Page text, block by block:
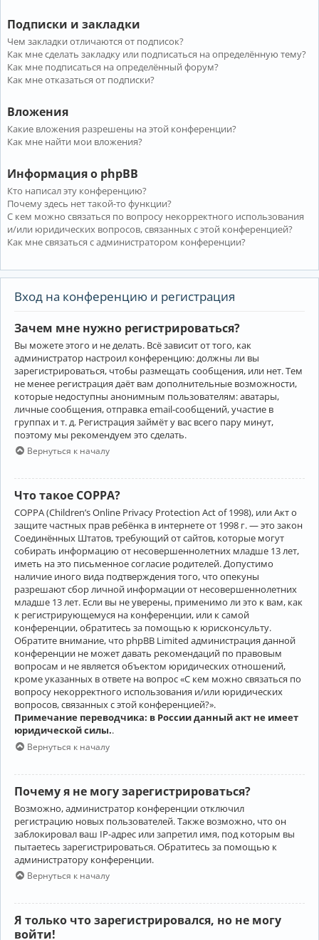
Подписки и закладки
Чем закладки отличаются от подписок?
Как мне сделать закладку или подписаться на определённую тему?
Как мне подписаться на определённый форум?
Как мне отказаться от подписки?
Вложения
Какие вложения разрешены на этой конференции?
Как мне найти мои вложения?
Информация о phpBB
Кто написал эту конференцию?
Почему здесь нет такой-то функции?
С кем можно связаться по вопросу некорректного использования
и/или юридических вопросов, связанных с этой конференцией?
Как мне связаться с администратором конференции?
Вход на конференцию и регистрация
Зачем мне нужно регистрироваться?
Вы можете этого и не делать. Всё зависит от того, как
администратор настроил конференцию: должны ли вы
зарегистрироваться, чтобы размещать сообщения, или нет. Тем
не менее регистрация даёт вам дополнительные возможности,
которые недоступны анонимным пользователям: аватары,
личные сообщения, отправка email-сообщений, участие в
группах и т. д. Регистрация займёт у вас всего пару минут,
поэтому мы рекомендуем это сделать.
Вернуться к началу
Что такое COPPA?
COPPA (Children’s Online Privacy Protection Act of 1998), или Акт о
защите частных прав ребёнка в интернете от 1998 г. — это закон
Соединённых Штатов, требующий от сайтов, которые могут
собирать информацию от несовершеннолетних младше 13 лет,
иметь на это письменное согласие родителей. Допустимо
наличие иного вида подтверждения того, что опекуны
разрешают сбор личной информации от несовершеннолетних
младше 13 лет. Если вы не уверены, применимо ли это к вам, как
к регистрирующемуся на конференции, или к самой
конференции, обратитесь за помощью к юрисконсульту.
Обратите внимание, что phpBB Limited администрация данной
конференции не может давать рекомендаций по правовым
вопросам и не является объектом юридических отношений,
кроме указанных в ответе на вопрос «С кем можно связаться по
вопросу некорректного использования и/или юридических
вопросов, связанных с этой конференцией?».
Примечание переводчика: в России данный акт не имеет
юридической силы..
Вернуться к началу
Почему я не могу зарегистрироваться?
Возможно, администратор конференции отключил
регистрацию новых пользователей. Также возможно, что он
заблокировал ваш IP-адрес или запретил имя, под которым вы
пытаетесь зарегистрироваться. Обратитесь за помощью к
администратору конференции.
Вернуться к началу
Я только что зарегистрировался, но не могу
войти!